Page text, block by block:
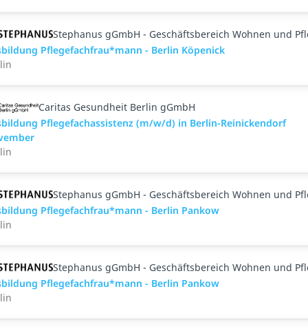
Stephanus gGmbH - Geschäftsbereich Wohnen und
Pflegefachfrau*mann - Berlin Köpenick
Caritas Gesundheit Berlin gGmbH
Pflegefachassistenz (m/w/d) in Berlin-Reinickendorf
Stephanus gGmbH - Geschäftsbereich Wohnen und
Pflegefachfrau*mann - Berlin Pankow
Stephanus gGmbH - Geschäftsbereich Wohnen und
Pflegefachfrau*mann - Berlin Pankow